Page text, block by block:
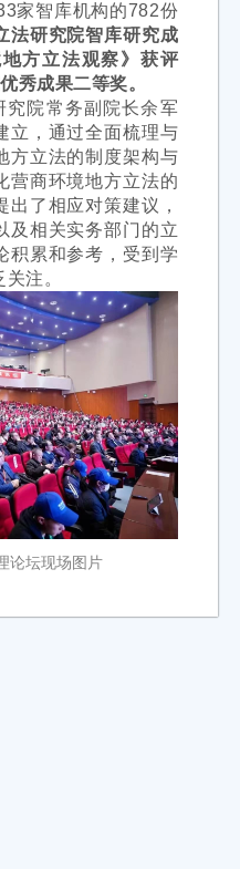
家智库机构的782份
法研究院智库研究成
方立法观察》获评
秀成果二等奖。
究院常务副院长余军
立，通过全面梳理与
方立法的制度架构与
营商环境地方立法的
出了相应对策建议，
及相关实务部门的立
积累和参考，受到学
注。
论坛现场图片